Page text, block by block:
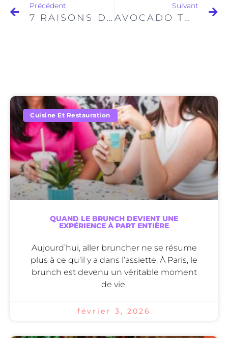
Précédent
7 RAISONS D’AIMER L’AVOCAT : UN FRUIT STAR DANS NOS ÉTABLISSEMENTS
Suivant
AVOCADO TOAST
Cuisine Et Restauration
QUAND LE BRUNCH DEVIENT UNE
EXPÉRIENCE À PART ENTIÈRE
Aujourd’hui, aller bruncher ne se résume
plus à ce qu’il y a dans l’assiette. À Paris, le
brunch est devenu un véritable moment
de vie,
février 3, 2026